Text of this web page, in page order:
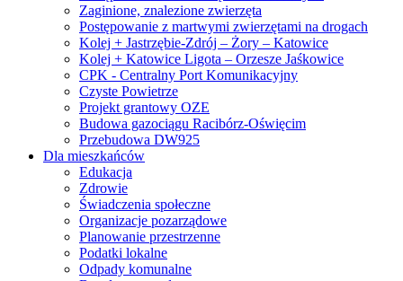
Zaginione, znalezione zwierzęta
Postępowanie z martwymi zwierzętami na drogach
Kolej + Jastrzębie-Zdrój – Żory – Katowice
Kolej + Katowice Ligota – Orzesze Jaśkowice
CPK - Centralny Port Komunikacyjny
Czyste Powietrze
Projekt grantowy OZE
Budowa gazociągu Racibórz-Oświęcim
Przebudowa DW925
Dla mieszkańców
Edukacja
Zdrowie
Świadczenia społeczne
Organizacje pozarządowe
Planowanie przestrzenne
Podatki lokalne
Odpady komunalne